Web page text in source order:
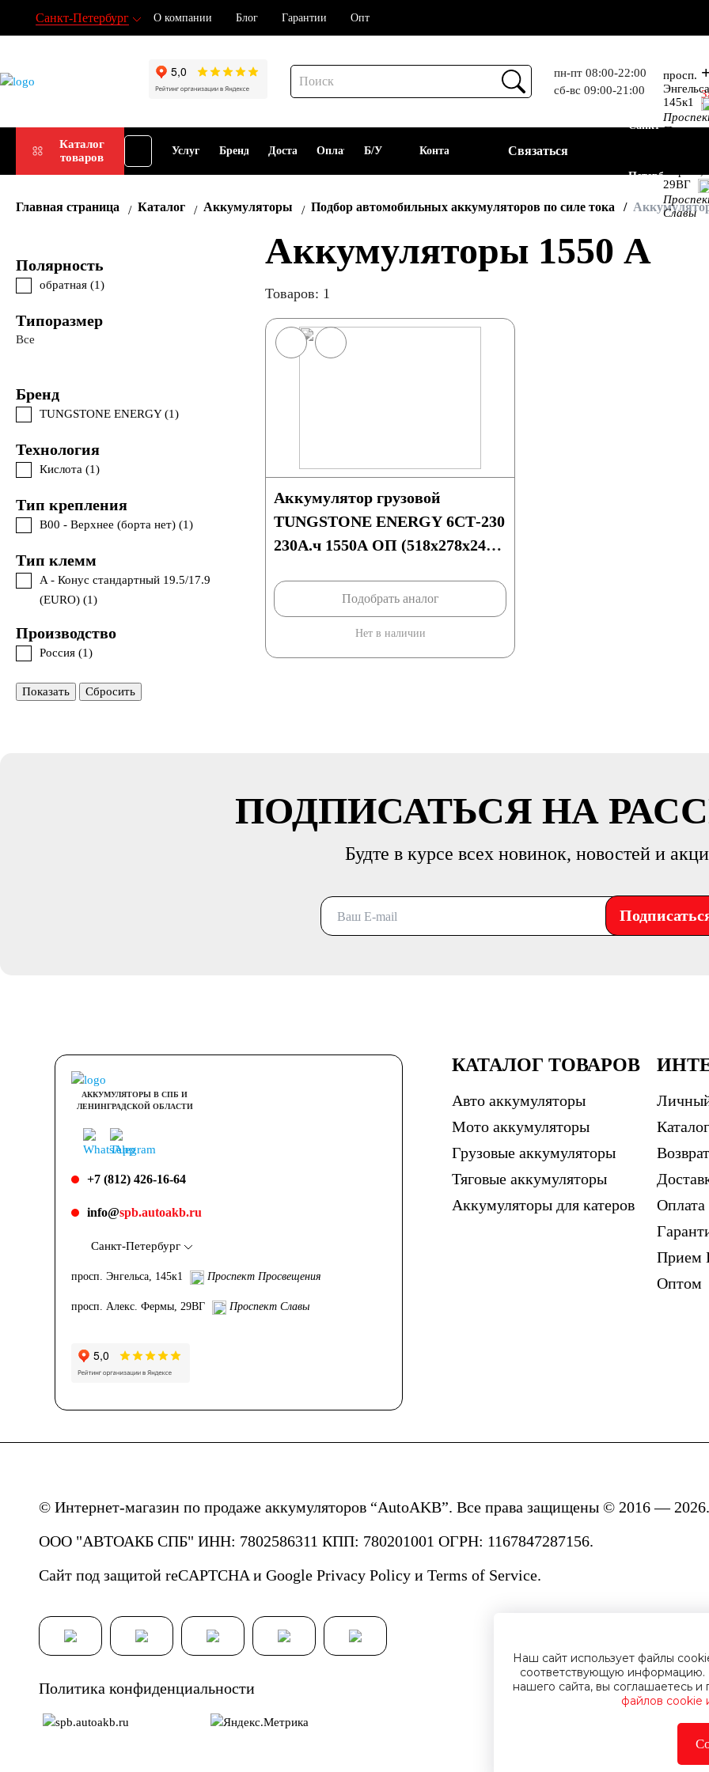
Санкт-Петербург О компании Блог Гарантии Опт
пн-пт 08:00-22:00
сб-вс 09:00-21:00
Каталог
товаров
Подбор
АКБ
Услуги Бренды Доставка Оплата
Прием
Б/У Контакты Связаться
Санкт-
Петербург
просп.
145к1
29ВГ
Славы
Главная страница Каталог Аккумуляторы Подбор автомобильных аккумуляторов по силе тока
Полярность
обратная (1)
Типоразмер
Все
Бренд
TUNGSTONE ENERGY (1)
Технология
Кислота (1)
Тип крепления
B00 - Верхнее (борта нет) (1)
Тип клемм
A - Конус стандартный 19.5/17.9
(EURO) (1)
Производство
Россия (1)
Показать Сбросить
Аккумуляторы 1550 А
Товаров: 1
Аккумулятор грузовой
TUNGSTONE ENERGY 6СТ-230
230А.ч 1550А ОП (518x278x240)
Подобрать аналог
Нет в наличии
ПОДПИСАТЬСЯ НА
Будте в курсе всех новинок, новостей и
АККУМУЛЯТОРЫ В СПБ И
ЛЕНИНГРАДСКОЙ ОБЛАСТИ
+7 (812) 426-16-64
info@spb.autoakb.ru
Санкт-Петербург
просп. Энгельса, 145к1 Проспект Просвещения
просп. Алекс. Фермы, 29ВГ Проспект Славы
КАТАЛОГ ТОВАРОВ
Авто аккумуляторы
Мото аккумуляторы
Грузовые аккумуляторы
Тяговые аккумуляторы
Аккумуляторы для катеров
Оплата
Прием
Оптом
© Интернет-магазин по продаже аккумуляторов “AutoAKB”. Все права защищены © 2016 —
ООО "АВТОАКБ СПБ" ИНН: 7802586311 КПП: 780201001 ОГРН: 1167847287156.
Сайт под защитой reCAPTCHA и Google Privacy Policy и Terms of Service.
Политика конфиденциальности
Наш сайт использует файлы
соответствующую
нашего сайта, вы соглашаетесь
файлов cookie